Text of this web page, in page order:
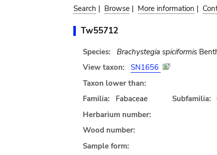
Search | Browse | More information |
Tw55712
Species: Brachystegia spiciformis
View taxon:
SN1656
Taxon lower than:
Familia:
Fabaceae Subfamilia:
Herbarium number:
Wood number:
Sample form: